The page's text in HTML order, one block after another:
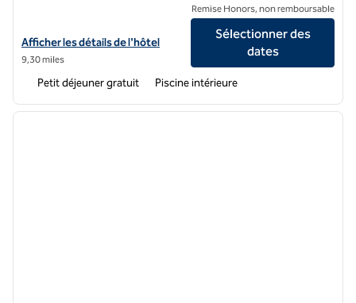
Afficher les détails de l'hôtel Home2 Suites by Hilton Memphis -
Afficher les détails de l'hôtel
9,30 miles
Remise Honors, non remboursable
Sélectionner des
dates
Petit déjeuner gratuit Piscine intérieure
1 sur 12